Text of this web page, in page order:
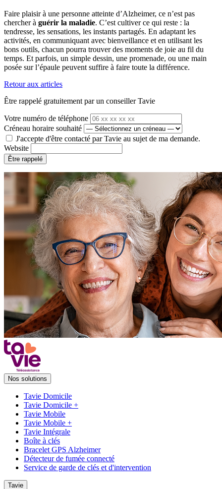
Faire plaisir à une personne atteinte d’Alzheimer, ce n’est pas
chercher à guérir la maladie. C’est cultiver ce qui reste : la
tendresse, les sensations, les instants partagés. En adaptant les
activités, en communiquant avec bienveillance et en utilisant les
bons outils, chacun pourra trouver des moments de joie au fil du
temps. Et parfois, un simple dessin, une promenade, ou une main
posée sur l’épaule peuvent suffire à faire toute la différence.
Retour aux articles
Être rappelé gratuitement par un conseiller Tavie
Votre numéro de téléphone
Créneau horaire souhaité
J'accepte d'être contacté par Tavie au sujet de ma demande.
Website
Être rappelé
Nos solutions
Tavie Domicile
Tavie Domicile +
Tavie Mobile
Tavie Mobile +
Tavie Intégrale
Boîte à clés
Bracelet GPS Alzheimer
Détecteur de fumée connecté
Service de garde de clés et d'intervention
Tavie